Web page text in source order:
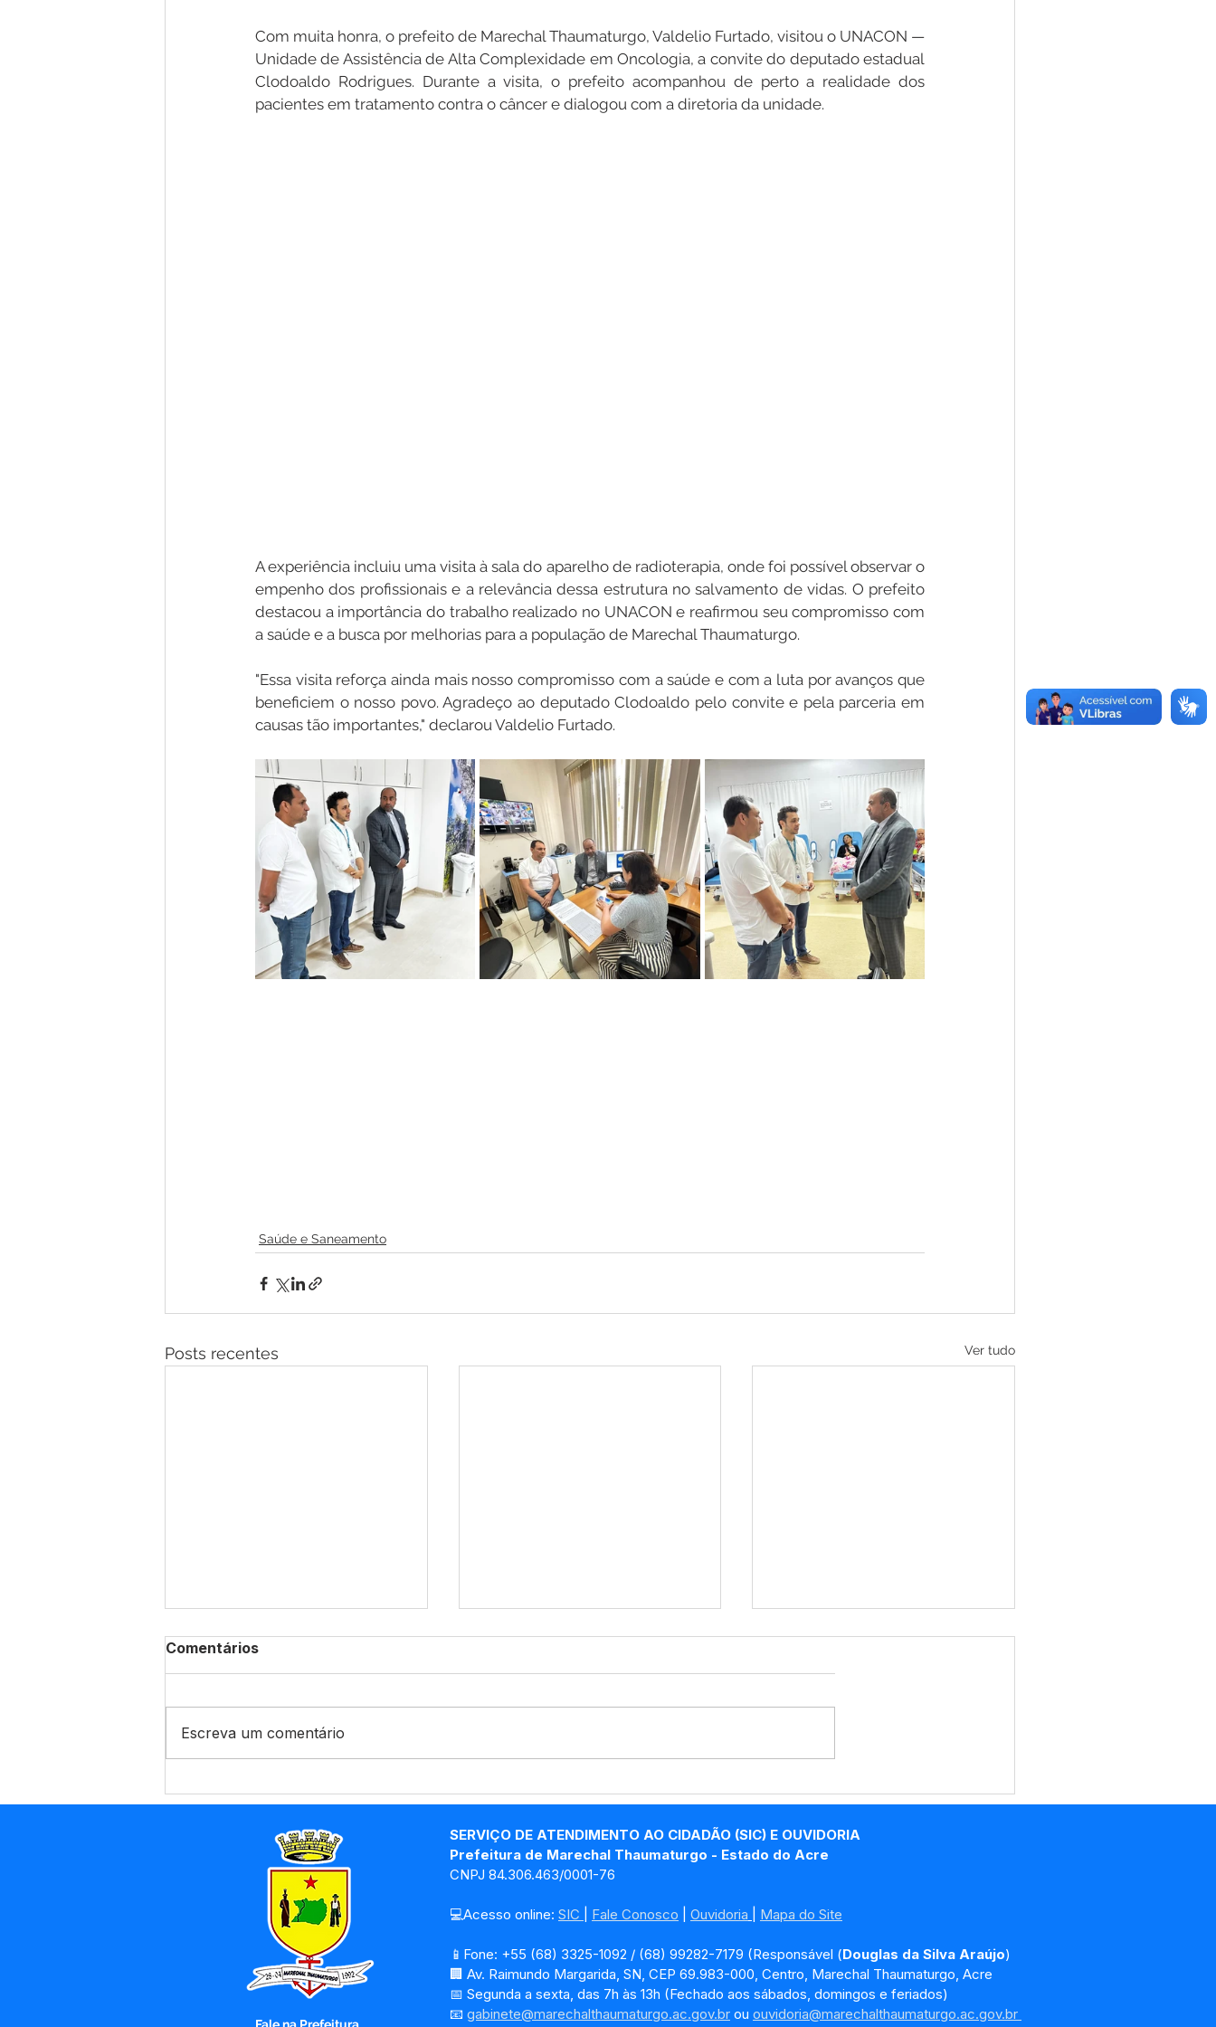
Com muita honra, o prefeito de Marechal Thaumaturgo, Valdelio Furtado, visitou o UNACON —
Unidade de Assistência de Alta Complexidade em Oncologia, a convite do deputado estadual
Clodoaldo Rodrigues. Durante a visita, o prefeito acompanhou de perto a realidade dos
pacientes em tratamento contra o câncer e dialogou com a diretoria da unidade.
A experiência incluiu uma visita à sala do aparelho de radioterapia, onde foi possível observar o
empenho dos profissionais e a relevância dessa estrutura no salvamento de vidas. O prefeito
destacou a importância do trabalho realizado no UNACON e reafirmou seu compromisso com
a saúde e a busca por melhorias para a população de Marechal Thaumaturgo.
"Essa visita reforça ainda mais nosso compromisso com a saúde e com a luta por avanços que
beneficiem o nosso povo. Agradeço ao deputado Clodoaldo pelo convite e pela parceria em
causas tão importantes," declarou Valdelio Furtado.
Saúde e Saneamento
Posts recentes Ver tudo
Thaumaturgo promove a
de SaúdeA Prefeitura de
Marechal Thaumaturgo,
por meio da Secretaria
Municipal de Saúde em
parceria com o Conselho
Municipal de
de vacinação na Escola
Araújo
Thaumaturgo acompanha
aprimorar gestão de
resíduos sólidos
Comentários
Escreva um comentário
Fale na Prefeitura
SERVIÇO DE ATENDIMENTO AO CIDADÃO (SIC) E OUVIDORIA
Prefeitura de Marechal Thaumaturgo - Estado do Acre
CNPJ 84.306.463/0001-76
💻Acesso online: SIC Fale Conosco Ouvidoria Mapa do Site
📱Fone: +55 (68) 3325-1092 / (68) 99282-7179 (Responsável (Douglas da Silva Araújo)
🏢 Av. Raimundo Margarida, SN, CEP 69.983-000, Centro, Marechal Thaumaturgo, Acre
📅 Segunda a sexta, das 7h às 13h (Fechado aos sábados, domingos e feriados)
📧 gabinete@marechalthaumaturgo.ac.gov.br ou ouvidoria@marechalthaumaturgo.ac.gov.br